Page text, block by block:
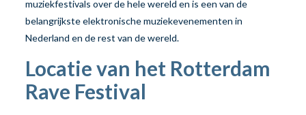
muziekfestivals over de hele wereld en is een van de
belangrijkste elektronische muziekevenementen in
Nederland en de rest van de wereld.
Locatie van het Rotterdam
Rave Festival